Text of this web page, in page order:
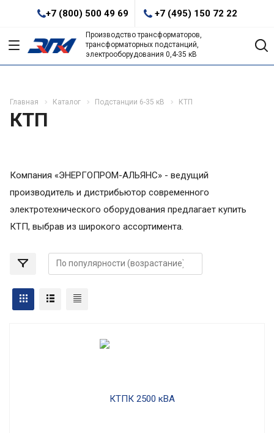
+7 (800) 500 49 69 +7 (495) 150 72 22
Производство трансформаторов,
трансформаторных подстанций,
электрооборудования 0,4-35 кВ
Главная Каталог Подстанции 6-35 кВ КТП
КТП
Компания «ЭНЕРГОПРОМ-АЛЬЯНС» - ведущий
производитель и дистрибьютор современного
электротехнического оборудования предлагает купить
КТП, выбрав из широкого ассортимента.